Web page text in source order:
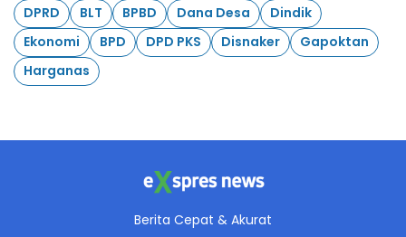
DPRD
BLT BPBD Dana Desa
Dindik
Ekonomi
BPD DPD PKS Disnaker
Gapoktan
Harganas
Berita Cepat & Akurat